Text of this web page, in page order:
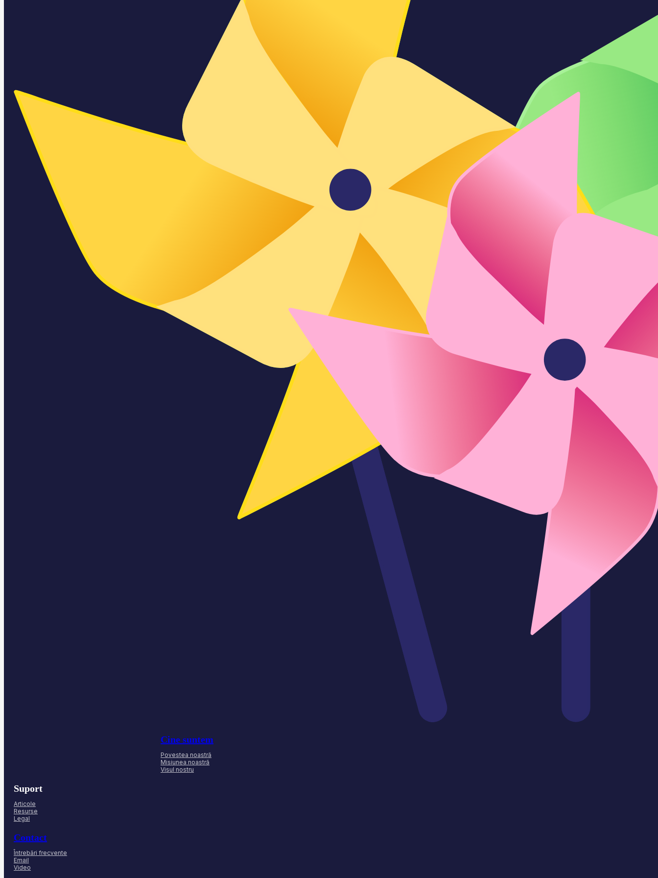
Cine suntem
Povestea noastră
Misiunea noastră
Visul nostru
Suport
Articole
Resurse
Legal
Contact
Întrebări frecvente
Email
Video